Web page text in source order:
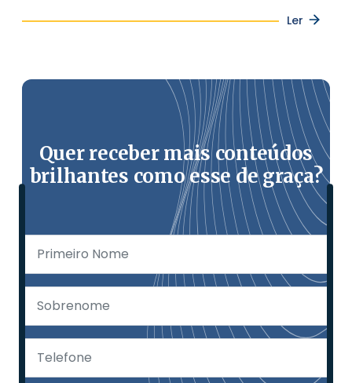
Ler
Quer receber mais conteúdos
brilhantes como esse de graça?